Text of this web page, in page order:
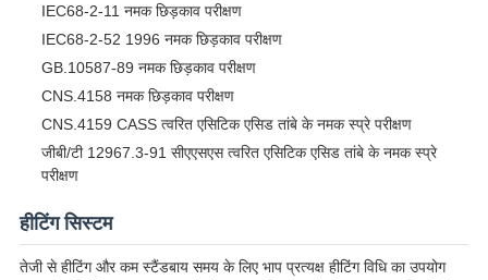
IEC68-2-11 नमक छिड़काव परीक्षण
IEC68-2-52 1996 नमक छिड़काव परीक्षण
GB.10587-89 नमक छिड़काव परीक्षण
CNS.4158 नमक छिड़काव परीक्षण
CNS.4159 CASS त्वरित एसिटिक एसिड तांबे के नमक स्प्रे परीक्षण
जीबी/टी 12967.3-91 सीएएसएस त्वरित एसिटिक एसिड तांबे के नमक स्प्रे
परीक्षण
हीटिंग सिस्टम
तेजी से हीटिंग और कम स्टैंडबाय समय के लिए भाप प्रत्यक्ष हीटिंग विधि का उपयोग